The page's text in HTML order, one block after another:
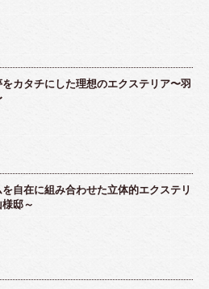
カタチにした理想のエクステリア〜羽
自在に組み合わせた立体的エクステリ
邸～